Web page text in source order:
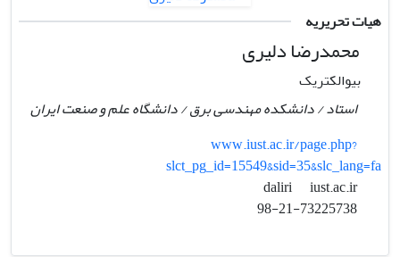
هیات تحریریه
محمدرضا دلیری
بیوالکتریک
استاد / دانشکده مهندسی برق / دانشگاه علم و صنعت ایران
www.iust.ac.ir/page.php?
slct_pg_id=15549&sid=35&slc_lang=fa
daliri
iust.ac.ir